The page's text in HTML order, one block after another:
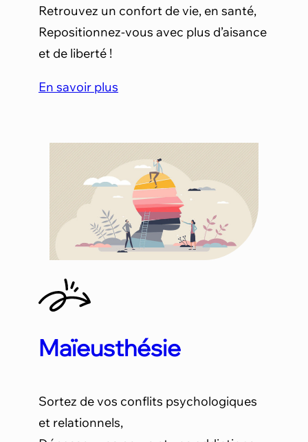
Retrouvez un confort de vie, en santé,
Repositionnez-vous avec plus d’aisance
et de liberté !
En savoir plus
Maïeusthésie
Sortez de vos conflits psychologiques
et relationnels,